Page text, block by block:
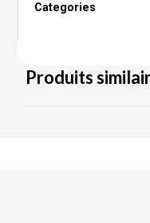
Categories
Produits